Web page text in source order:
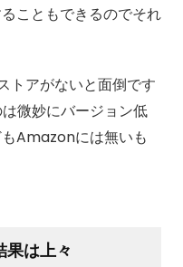
こともできるのでそれ
トアがないと面倒です
微妙にバージョン低
Amazonには無いも
果は上々